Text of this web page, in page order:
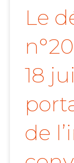
Le
18
de